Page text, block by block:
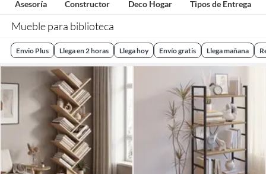
Asesoría Constructor Deco Hogar Tipos de Entrega
Mueble para biblioteca
Envio Plus Llega en 2 horas Llega hoy Envío gratis Llega mañana